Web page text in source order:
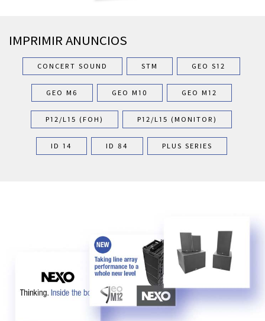
IMPRIMIR ANUNCIOS
CONCERT SOUND STM GEO S12
GEO M6 GEO M10 GEO M12
P12/L15 (FOH) P12/L15 (MONITOR)
ID 14 ID 84 PLUS SERIES